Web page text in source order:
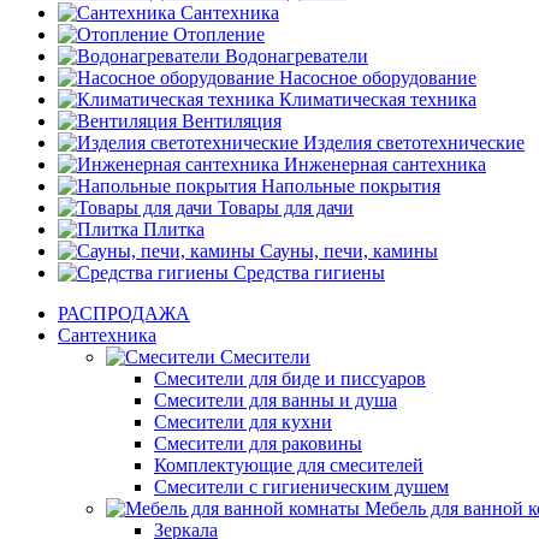
Сантехника
Отопление
Водонагреватели
Насосное оборудование
Климатическая техника
Вентиляция
Изделия светотехнические
Инженерная сантехника
Напольные покрытия
Товары для дачи
Плитка
Сауны, печи, камины
Средства гигиены
РАСПРОДАЖА
Сантехника
Смесители
Смесители для биде и писсуаров
Смесители для ванны и душа
Смесители для кухни
Смесители для раковины
Комплектующие для смесителей
Смесители с гигиеническим душем
Мебель для ванной
Зеркала